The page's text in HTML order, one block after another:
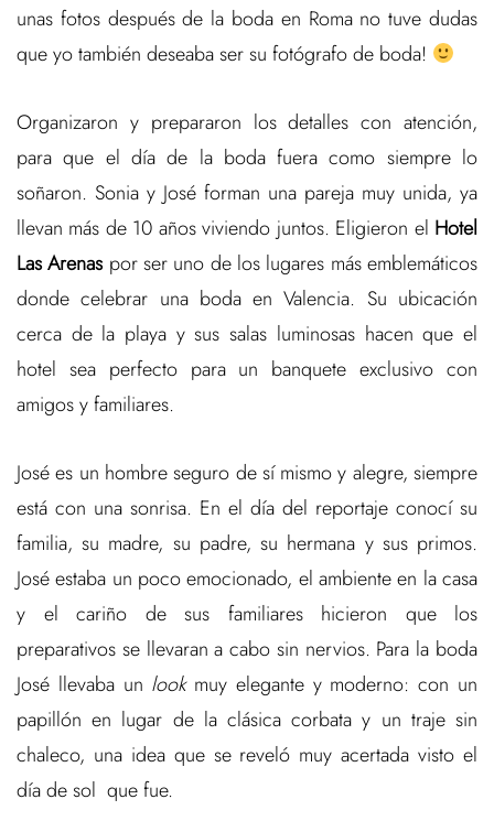
unas fotos después de la boda en Roma no tuve dudas
que yo también deseaba ser su fotógrafo de boda!
Organizaron y prepararon los detalles con atención,
para que el día de la boda fuera como siempre lo
soñaron. Sonia y José forman una pareja muy unida, ya
llevan más de 10 años viviendo juntos. Eligieron el Hotel
Las Arenaspor ser uno de los lugares más emblemáticos
donde celebrar una boda en Valencia. Su ubicación
cerca de la playa y sus salas luminosas hacen que el
hotel sea perfecto para un banquete exclusivo con
amigos y familiares.
José es un hombre seguro de sí mismo y alegre, siempre
está con una sonrisa. En el día del reportaje conocí su
familia, su madre, su padre, su hermana y sus primos.
José estaba un poco emocionado, el ambiente en la casa
y el cariño de sus familiares hicieron que los
preparativos se llevaran a cabo sin nervios. Para la boda
José llevaba un lookmuy elegante y moderno: con un
papillón en lugar de la clásica corbata y un traje sin
chaleco, una idea que se reveló muy acertada visto el
día de sol que fue.